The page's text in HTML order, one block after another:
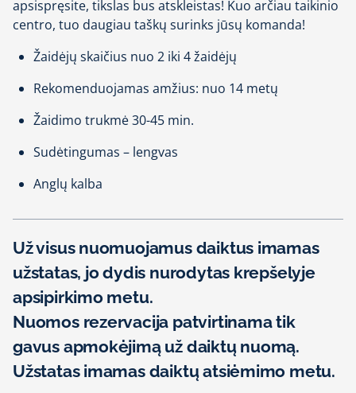
apsispręsite, tikslas bus atskleistas! Kuo arčiau taikinio
centro, tuo daugiau taškų surinks jūsų komanda!
Žaidėjų skaičius nuo 2 iki 4 žaidėjų
Rekomenduojamas amžius: nuo 14 metų
Žaidimo trukmė 30-45 min.
Sudėtingumas – lengvas
Anglų kalba
Už visus nuomuojamus daiktus imamas
užstatas, jo dydis nurodytas krepšelyje
apsipirkimo metu.
Nuomos rezervacija patvirtinama tik
gavus apmokėjimą už daiktų nuomą.
Užstatas imamas daiktų atsiėmimo metu.